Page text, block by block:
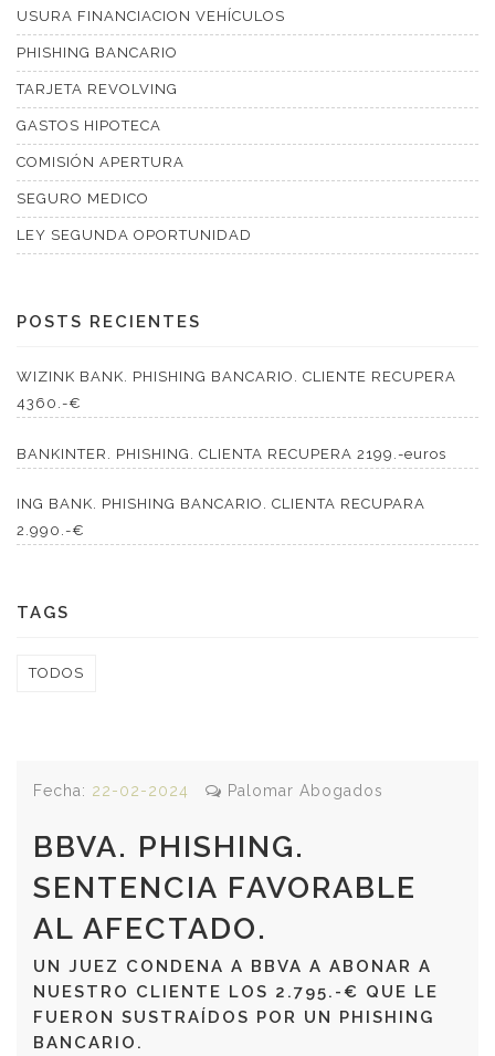
USURA FINANCIACION VEHÍCULOS
PHISHING BANCARIO
TARJETA REVOLVING
GASTOS HIPOTECA
COMISIÓN APERTURA
SEGURO MEDICO
LEY SEGUNDA OPORTUNIDAD
POSTS RECIENTES
WIZINK BANK. PHISHING BANCARIO. CLIENTE RECUPERA
4360.-€
BANKINTER. PHISHING. CLIENTA RECUPERA 2199.-euros
ING BANK. PHISHING BANCARIO. CLIENTA RECUPARA
2.990.-€
TAGS
TODOS
Fecha: 22-02-2024 Palomar Abogados
BBVA. PHISHING.
SENTENCIA FAVORABLE
AL AFECTADO.
UN JUEZ CONDENA A BBVA A ABONAR A
NUESTRO CLIENTE LOS 2.795.-€ QUE LE
FUERON SUSTRAÍDOS POR UN PHISHING
BANCARIO.